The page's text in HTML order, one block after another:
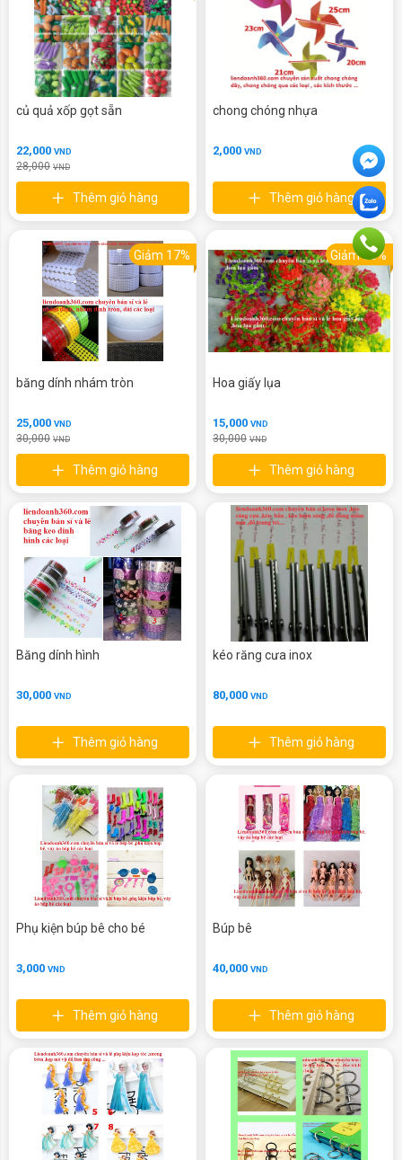
củ quả xốp gọt sẵn
22,000 VND
28,000 VND
Thêm giỏ hàng
chong chóng nhựa
2,000 VND
Thêm giỏ hàng
Giảm 17%
băng dính nhám tròn
25,000 VND
30,000 VND
Thêm giỏ hàng
Giảm 50%
Hoa giấy lụa
15,000 VND
30,000 VND
Thêm giỏ hàng
Băng dính hình
30,000 VND
Thêm giỏ hàng
kéo răng cưa inox
80,000 VND
Thêm giỏ hàng
Phụ kiện búp bê cho bé
3,000 VND
Thêm giỏ hàng
Búp bê
40,000 VND
Thêm giỏ hàng